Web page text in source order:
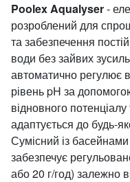
Poolex Aqualyser-
розроблений для
та забезпечення
води без зайвих
автоматично регулює
рівень pH за
відновного
адаптується до будь-
Сумісний із
забезпечує
або 20 г/год) залежно